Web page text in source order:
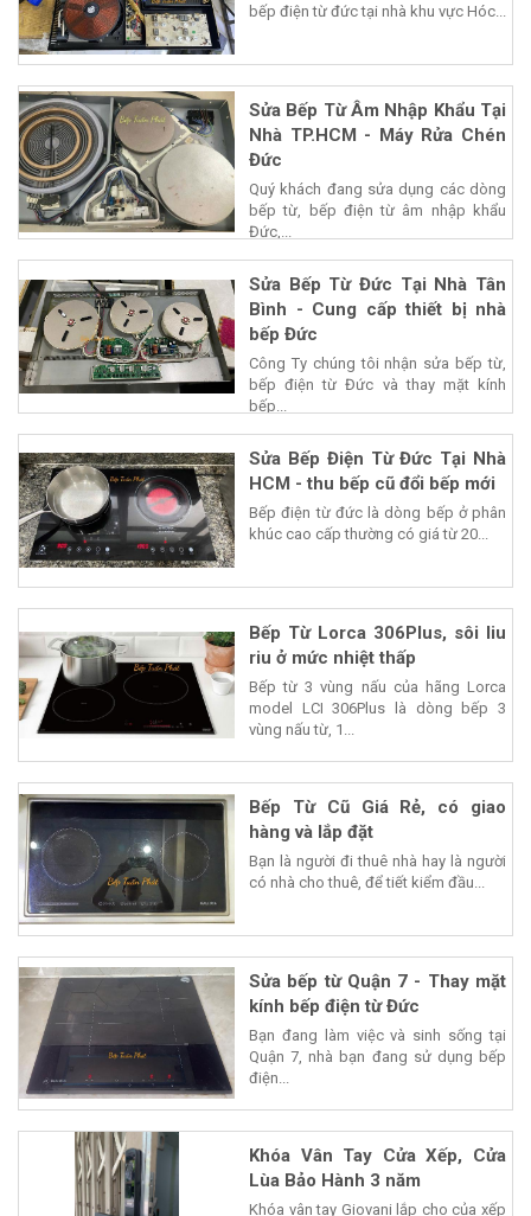
bếp điện từ đức tại nhà khu vực Hóc...
Sửa Bếp Từ Âm Nhập Khẩu Tại
Nhà TP.HCM - Máy Rửa Chén
Đức
Quý khách đang sửa dụng các dòng
bếp từ, bếp điện từ âm nhập khẩu
Đức,...
Sửa Bếp Từ Đức Tại Nhà Tân
Bình - Cung cấp thiết bị nhà
bếp Đức
Công Ty chúng tôi nhận sửa bếp từ,
bếp điện từ Đức và thay mặt kính
bếp...
Sửa Bếp Điện Từ Đức Tại Nhà
HCM - thu bếp cũ đổi bếp mới
Bếp điện từ đức là dòng bếp ở phân
khúc cao cấp thường có giá từ 20...
Bếp Từ Lorca 306Plus, sôi liu
riu ở mức nhiệt thấp
Bếp từ 3 vùng nấu của hãng Lorca
model LCI 306Plus là dòng bếp 3
vùng nấu từ, 1...
Bếp Từ Cũ Giá Rẻ, có giao
hàng và lắp đặt
Bạn là người đi thuê nhà hay là người
có nhà cho thuê, để tiết kiểm đầu...
Sửa bếp từ Quận 7 - Thay mặt
kính bếp điện từ Đức
Bạn đang làm việc và sinh sống tại
Quận 7, nhà bạn đang sử dụng bếp
điện...
Khóa Vân Tay Cửa Xếp, Cửa
Lùa Bảo Hành 3 năm
Khóa vân tay Giovani lắp cho của xếp